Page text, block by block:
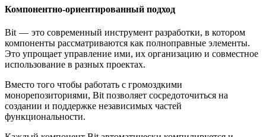
Компонентно-ориентированный подход
Bit — это современный инструмент разработки, в котором
компоненты рассматриваются как полноправные элементы.
Это упрощает управление ими, их организацию и совместное
использование в разных проектах.
Вместо того чтобы работать с громоздкими
монорепозиториями, Bit позволяет сосредоточиться на
создании и поддержке независимых частей
функциональности.